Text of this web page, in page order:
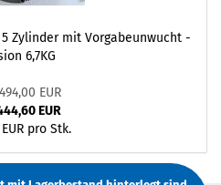
Zylinder mit Vorgabeunwucht -
6,7KG
EUR
EUR
pro Stk.